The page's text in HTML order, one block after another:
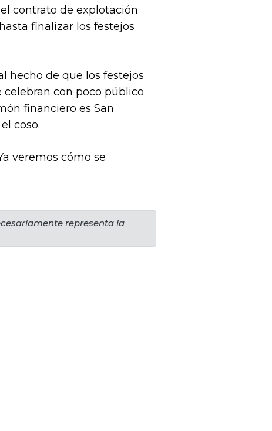
contrato de explotación
finalizar los festejos
hecho de que los festejos
celebran con poco público
financiero es San
coso.
veremos cómo se
representa la